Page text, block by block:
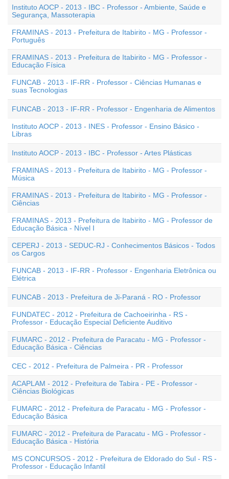
Instituto AOCP - 2013 - IBC - Professor - Ambiente, Saúde e
Segurança, Massoterapia
FRAMINAS - 2013 - Prefeitura de Itabirito - MG - Professor -
Português
FRAMINAS - 2013 - Prefeitura de Itabirito - MG - Professor -
Educação Física
FUNCAB - 2013 - IF-RR - Professor - Ciências Humanas e
suas Tecnologias
FUNCAB - 2013 - IF-RR - Professor - Engenharia de Alimentos
Instituto AOCP - 2013 - INES - Professor - Ensino Básico -
Libras
Instituto AOCP - 2013 - IBC - Professor - Artes Plásticas
FRAMINAS - 2013 - Prefeitura de Itabirito - MG - Professor -
Música
FRAMINAS - 2013 - Prefeitura de Itabirito - MG - Professor -
Ciências
FRAMINAS - 2013 - Prefeitura de Itabirito - MG - Professor de
Educação Básica - Nível I
CEPERJ - 2013 - SEDUC-RJ - Conhecimentos Básicos - Todos
os Cargos
FUNCAB - 2013 - IF-RR - Professor - Engenharia Eletrônica ou
Elétrica
FUNCAB - 2013 - Prefeitura de Ji-Paraná - RO - Professor
FUNDATEC - 2012 - Prefeitura de Cachoeirinha - RS -
Professor - Educação Especial Deficiente Auditivo
FUMARC - 2012 - Prefeitura de Paracatu - MG - Professor -
Educação Básica - Ciências
CEC - 2012 - Prefeitura de Palmeira - PR - Professor
ACAPLAM - 2012 - Prefeitura de Tabira - PE - Professor -
Ciências Biológicas
FUMARC - 2012 - Prefeitura de Paracatu - MG - Professor -
Educação Básica
FUMARC - 2012 - Prefeitura de Paracatu - MG - Professor -
Educação Básica - História
MS CONCURSOS - 2012 - Prefeitura de Eldorado do Sul - RS -
Professor - Educação Infantil